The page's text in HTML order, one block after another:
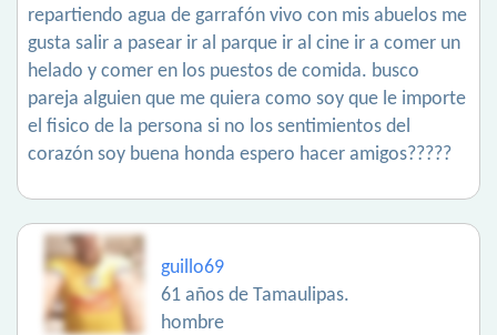
repartiendo agua de garrafón vivo con mis abuelos me
gusta salir a pasear ir al parque ir al cine ir a comer un
helado y comer en los puestos de comida. busco
pareja alguien que me quiera como soy que le importe
el fisico de la persona si no los sentimientos del
corazón soy buena honda espero hacer amigos?????
guillo69
61 años de Tamaulipas.
hombre